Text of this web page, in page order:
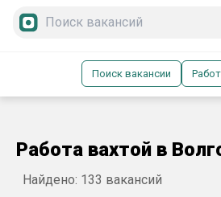
Поиск вакансии
Работа вахтой в
Найдено: 133 вакансий